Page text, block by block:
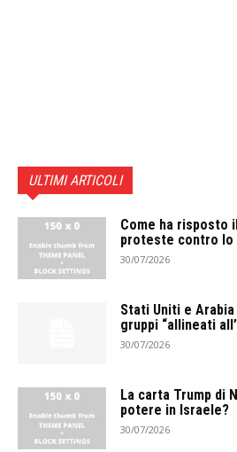
ULTIMI ARTICOLI
Come ha risposto
proteste contro lo
30/07/2026
Stati Uniti e
gruppi “allineati
30/07/2026
La carta Trump di
potere in Israele?
30/07/2026